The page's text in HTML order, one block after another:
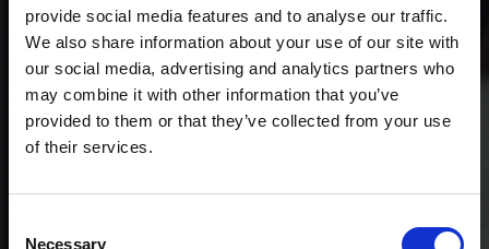
provide social media features and to analyse our traffic.
We also share information about your use of our site with
our social media, advertising and analytics partners who
may combine it with other information that you’ve
provided to them or that they’ve collected from your use
of their services.
Necessary